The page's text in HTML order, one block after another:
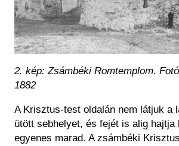
2. kép: Zsámbéki Romtemplom.
1882
A Krisztus-test oldalán nem látjuk a
ütött sebhelyet, és fejét is alig hajtja
egyenes marad. A zsámbéki